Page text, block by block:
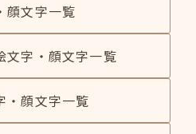
顔文字一覧
文字・顔文字一覧
・顔文字一覧